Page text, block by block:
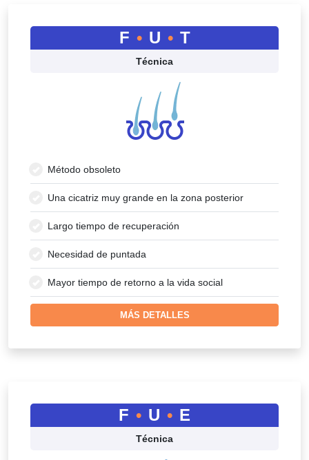
F • U • T
Técnica
Método obsoleto
Una cicatriz muy grande en la zona posterior
Largo tiempo de recuperación
Necesidad de puntada
Mayor tiempo de retorno a la vida social
MÁS DETALLES
F • U • E
Técnica